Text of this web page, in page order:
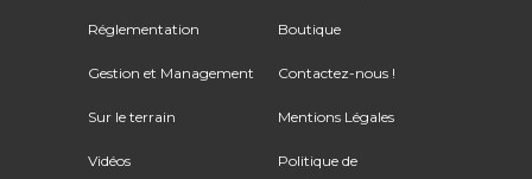
Réglementation
Gestion et Management
Sur le terrain
Vidéos
Boutique
Contactez-nous !
Mentions Légales
Politique de